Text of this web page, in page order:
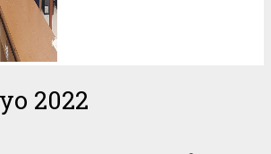
2022